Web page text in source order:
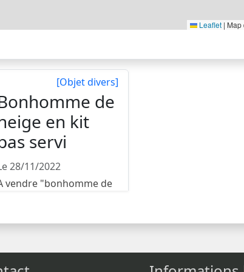
Leaflet |
[Objet divers]
de
en kit
servi
28/11/2022
vendre "bonhomme de